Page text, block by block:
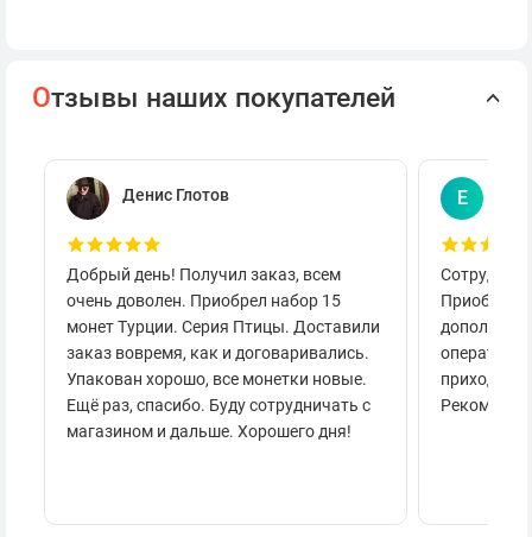
Отзывы наших покупателей
Денис Глотов
Добрый день! Получил заказ, всем
очень доволен. Приобрел набор 15
монет Турции. Серия Птицы. Доставили
заказ вовремя, как и договаривались.
Упакован хорошо, все монетки новые.
Ещё раз, спасибо. Буду сотрудничать с
магазином и дальше. Хорошего дня!
Е
приходило